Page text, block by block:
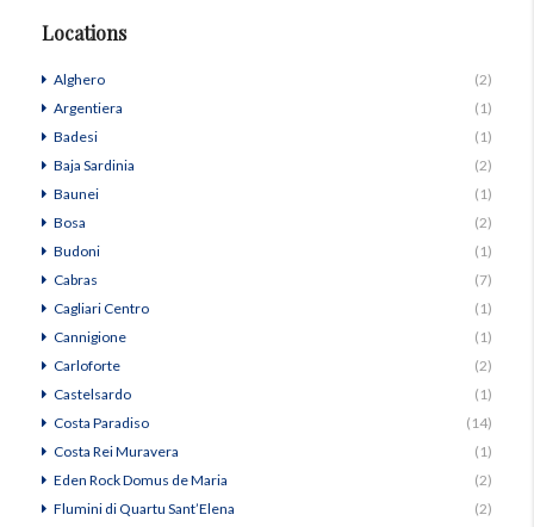
Locations
Alghero
(2)
Argentiera
(1)
Badesi
(1)
Baja Sardinia
(2)
Baunei
(1)
Bosa
(2)
Budoni
(1)
Cabras
(7)
Cagliari Centro
(1)
Cannigione
(1)
Carloforte
(2)
Castelsardo
(1)
Costa Paradiso
(14)
Costa Rei Muravera
(1)
Eden Rock Domus de Maria
(2)
Flumini di Quartu Sant’Elena
(2)